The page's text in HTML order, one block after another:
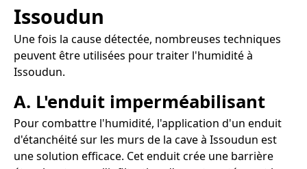
Issoudun
Une fois la cause détectée, nombreuses techniques
peuvent être utilisées pour traiter l'humidité à
Issoudun.
A. L'enduit imperméabilisant
Pour combattre l'humidité, l'application d'un enduit
d'étanchéité sur les murs de la cave à Issoudun est
une solution efficace. Cet enduit crée une barrière